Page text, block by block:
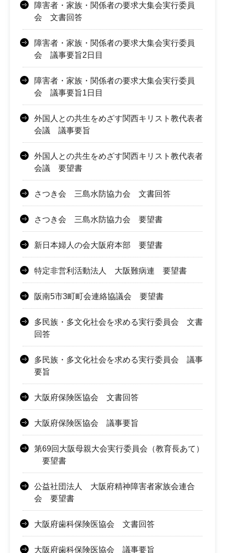
障害者・家族・関係者の要求大集会実行委員
会 文書回答
障害者・家族・関係者の要求大集会実行委員
会 議事要旨2日目
障害者・家族・関係者の要求大集会実行委員
会 議事要旨1日目
外国人との共生をめざす関西キリスト教代表者
会議 議事要旨
外国人との共生をめざす関西キリスト教代表者
会議 要望書
さつき会 三島水防協力会 文書回答
さつき会 三島水防協力会 要望書
新日本婦人の会大阪府本部 要望書
特定非営利活動法人 大阪難病連 要望書
阪南5市3町町会連絡協議会 要望書
多民族・多文化社会を求める実行委員会 文書
回答
多民族・多文化社会を求める実行委員会 議事
要旨
大阪府保険医協会 文書回答
大阪府保険医協会 議事要旨
第69回大阪母親大会実行委員会（教育長あて）
要望書
公益社団法人 大阪府精神障害者家族会連合
会 要望書
大阪府歯科保険医協会 文書回答
大阪府歯科保険医協会 議事要旨